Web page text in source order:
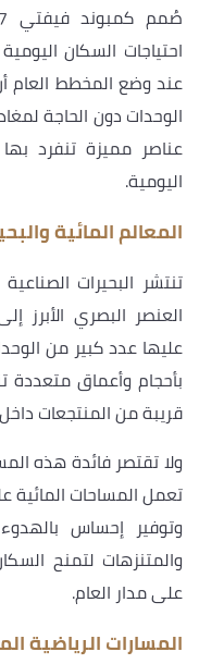
احتياجات السكان
عند وضع المخطط
الوحدات دون الحاجة
عناصر مميزة تنفرد
اليومية.
المعالم المائية
تنتشر البحيرات
العنصر البصري الأبرز
عليها عدد كبير من
بأحجام وأعماق متعددة
قريبة من المنتجعات داخل قلب 6
ولا تقتصر فائدة هذه
تعمل المساحات المائية
وتوفير إحساس
والمتنزهات لتمنح
على مدار العام.
المسارات الرياضية